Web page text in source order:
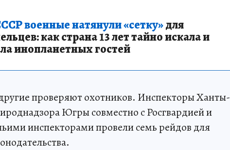
военные натянули «сетку»для
как страна 13 лет тайно искала и
инопланетных гостей
проверяют охотников. Инспекторы Ханты-
Югры совместно с Росгвардией и
инспекторами провели семь рейдов для